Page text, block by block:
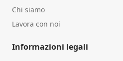
Chi siamo
Lavora con noi
Informazioni legali